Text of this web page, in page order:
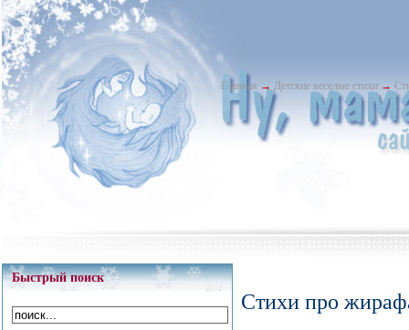
Главная → Детские веселые стихи →
Быстрый поиск
Стихи про